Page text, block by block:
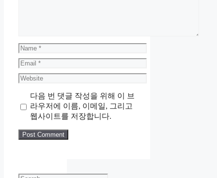
Name
Email
Website
다음 번 댓글 작성을 위해 이 브
라우저에 이름, 이메일, 그리고
웹사이트를 저장합니다.